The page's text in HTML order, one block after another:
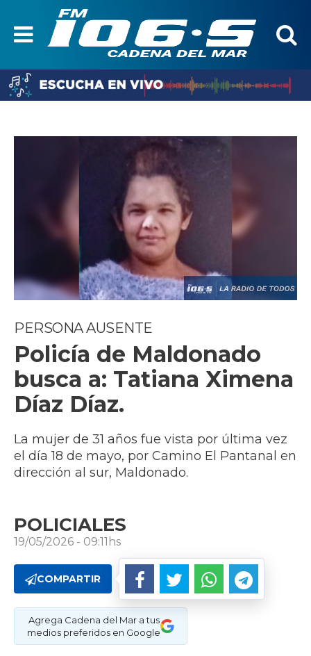
PERSONA AUSENTE
Policía de Maldonado
busca a: Tatiana Ximena
Díaz Díaz.
La mujer de 31 años fue vista por última vez
el día 18 de mayo, por Camino El Pantanal en
dirección al sur, Maldonado.
POLICIALES
19/05/2026 - 09:11hs
COMPARTIR
Agrega Cadena del Mar a tus
medios preferidos en Google